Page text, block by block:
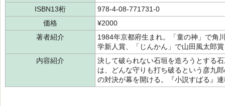
ISBN13桁
978-4-08-771731-0
価格
¥2000
著者紹介
1984年京都府生まれ。「童の神」で角
学新人賞、「じんかん」で山田風太郎
内容紹介
決して破られない石垣を造ろうとする
は、どんな守りも打ち破るという彦九
の対決が幕を開ける。『小説すばる』